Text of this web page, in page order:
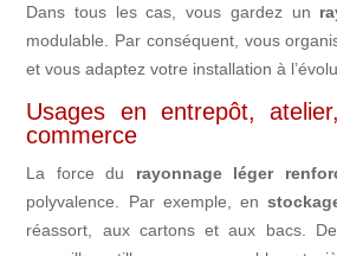
Dans tous les cas, vous gardez un
modulable. Par conséquent, vous
et vous adaptez votre installation à
Usages en entrepôt,
commerce
La force du rayonnage léger
polyvalence. Par exemple, en
réassort, aux cartons et aux bacs.